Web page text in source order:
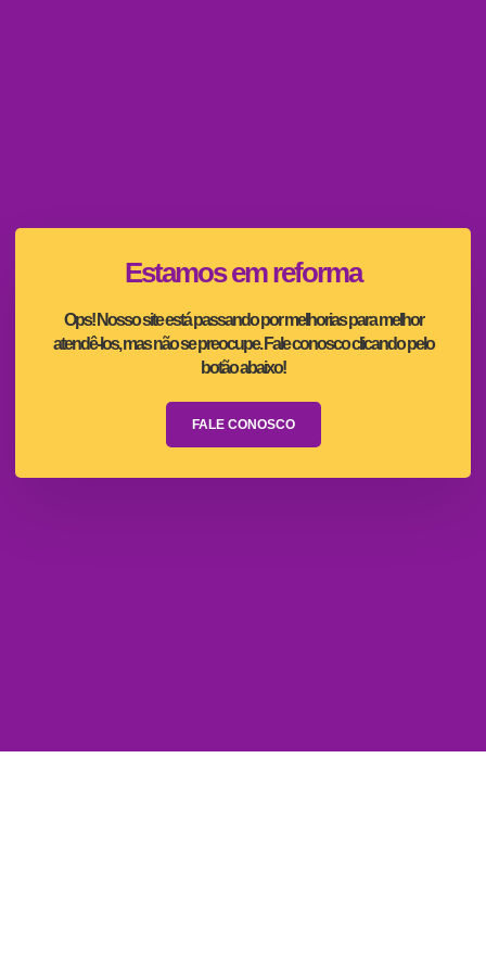
Estamos em reforma
Ops! Nosso site está passando por melhorias para melhor
atendê-los, mas não se preocupe. Fale conosco clicando pelo
botão abaixo!
FALE CONOSCO